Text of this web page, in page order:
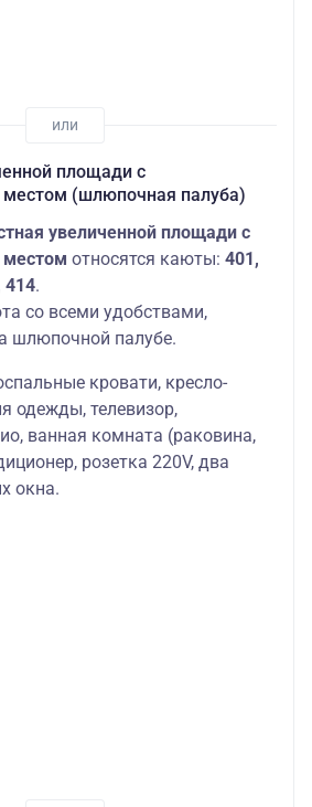
площади с
(шлюпочная палуба)
увеличенной площади с
относятся каюты: 401,
414.
со всеми удобствами,
шлюпочной палубе.
кровати, кресло-
одежды, телевизор,
ванная комната (раковина,
розетка 220V, два
окна.